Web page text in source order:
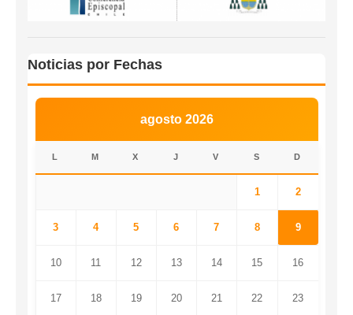
Noticias por Fechas
agosto 2026
L M X J V S D
1 2
3 4 5 6 7 8 9
10 11 12 13 14 15 16
17 18 19 20 21 22 23